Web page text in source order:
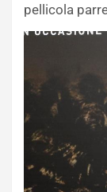
pellicola